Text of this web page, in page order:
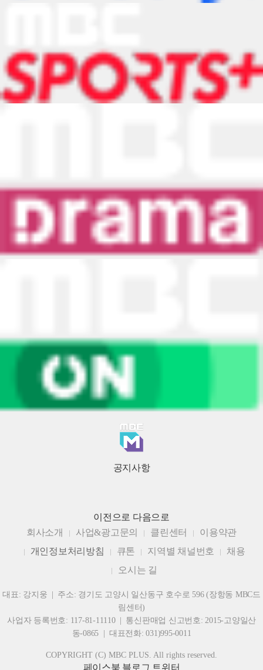
공지사항
이전으로 다음으로
회사소개
사업&광고문의 클린센터
이용약관
개인정보처리방침
큐톤 지역별 채널번호
채용
오시는 길
대표: 강지웅 | 주소: 경기도 고양시 일산동구 호수로 596 (장항동 MBC드
림센터)
사업자 등록번호: 117-81-11110 | 통신판매업 신고번호: 2015-고양일산
동-0865 | 대표전화: 031)995-0011
COPYRIGHT (C) MBC PLUS. All rights reserved.
페이스북 블로그 트위터